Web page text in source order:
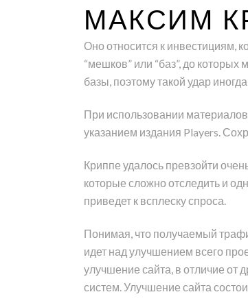
МАКСИМ
Оно относится к инвестициям,
“мешков” или “баз”, до
базы, поэтому такой удар
При использовании
указанием издания Players.
Криппе удалось превзойти
которые сложно отследить и
приведет к всплеску спроса.
Понимая, что получаемый
идет над улучшением всего
улучшение сайта, в отличие от
систем. Улучшение сайта